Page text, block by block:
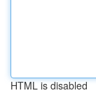
HTML is disabled